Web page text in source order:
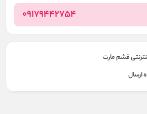
09179442754
قشم مارت
ارسال